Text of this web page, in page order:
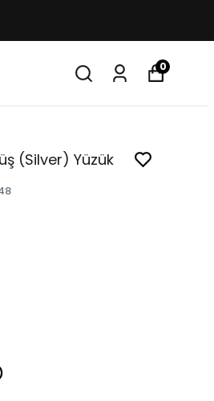
0
(Silver) Yüzük